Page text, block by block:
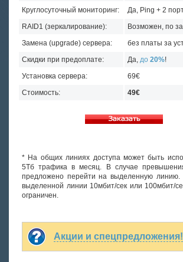
Круглосуточный мониторинг:
Да, Ping + 2
RAID1 (зеркалирование):
Возможен, по
Замена (upgrade) сервера:
без платы за
Скидки при предоплате:
Да, до 20%!
Установка сервера:
69€
Стоимость:
49€
* На общих линиях доступа может быть
5Тб трафика в месяц. В случае
предложено перейти на выделенную линию.
выделенной линии 10мбит/сек или 100мбит/
ограничен.
Акции и спецпредложения!